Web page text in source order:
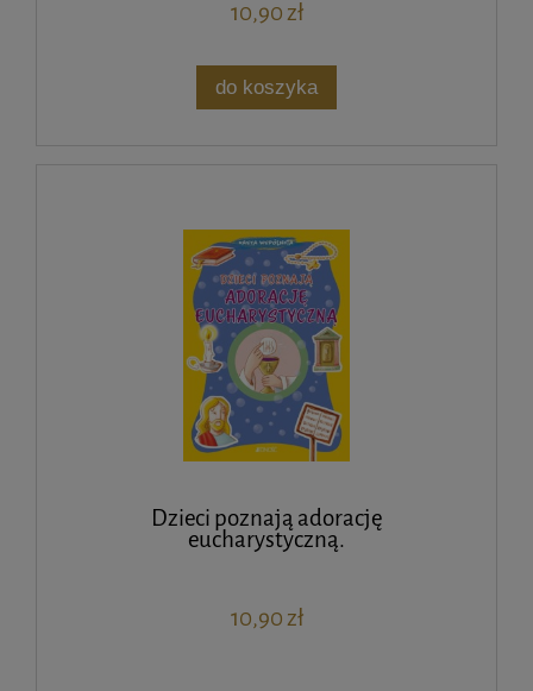
10,90 zł
do koszyka
Dzieci poznają adorację
eucharystyczną.
10,90 zł